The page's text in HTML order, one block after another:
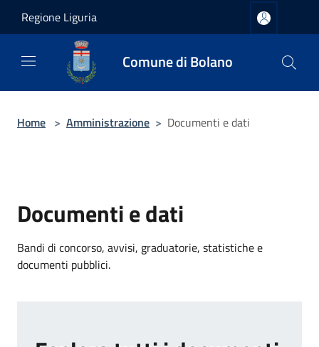
Regione Liguria
Comune di Bolano
Home > Amministrazione > Documenti e dati
Documenti e dati
Bandi di concorso, avvisi, graduatorie, statistiche e
documenti pubblici.